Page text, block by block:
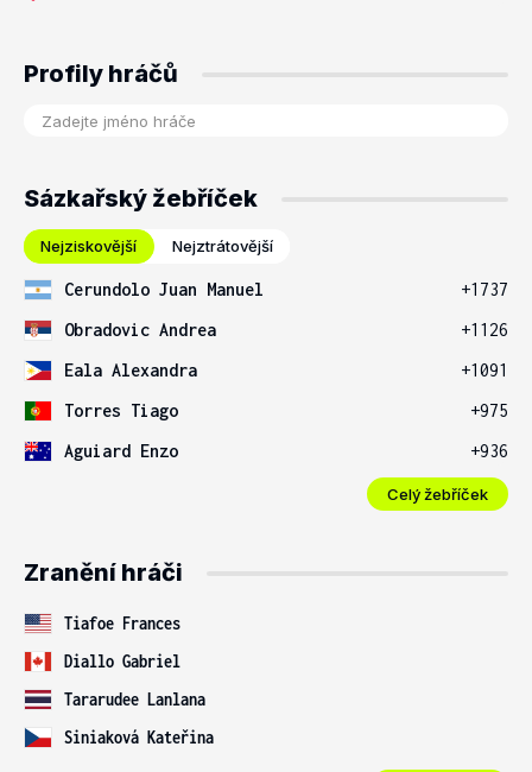
Profily hráčů
Sázkařský žebříček
Nejziskovější Nejztrátovější
Cerundolo Juan Manuel
+1737
Obradovic Andrea
+1126
Eala Alexandra
+1091
Torres Tiago
+975
Aguiard Enzo
+936
Celý žebříček
Zranění hráči
Tiafoe Frances
Diallo Gabriel
Tararudee Lanlana
Siniaková Kateřina